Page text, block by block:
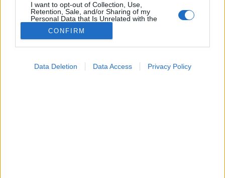
I want to opt-out of Collection, Use,
Retention, Sale, and/or Sharing of my
Personal Data that Is Unrelated with the
Purposes for which it was collected.
Opted Out
CONFIRM
Data Deletion Data Access Privacy Policy
Vizsgálat
2025. május 06. 05:14